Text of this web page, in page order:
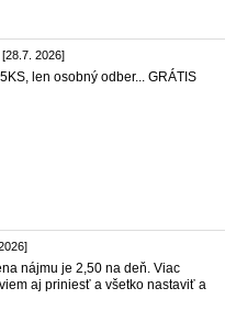
[28.7. 2026]
len osobný odber... GRÁTIS
nájmu je 2,50 na deň. Viac
aj priniesť a všetko nastaviť a